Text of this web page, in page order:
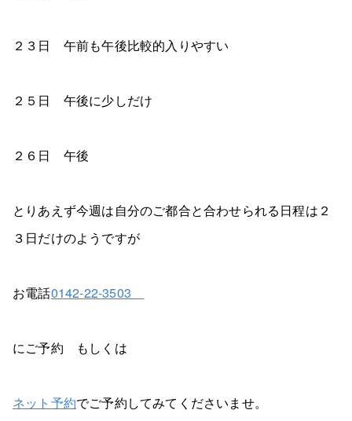
２３日 午前も午後比較的入りやすい
２５日 午後に少しだけ
２６日 午後
とりあえず今週は自分のご都合と合わせられる日程は２
３日だけのようですが
お電話0142-22-3503
​にご予約 もしくは
ネット予約でご予約してみてくださいませ。